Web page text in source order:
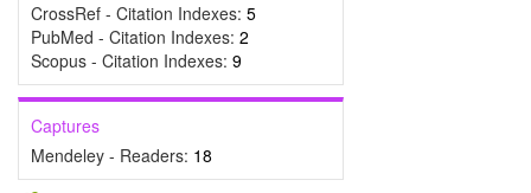
CrossRef - Citation Indexes: 5
PubMed - Citation Indexes: 2
Scopus - Citation Indexes: 9
Captures
Mendeley - Readers: 18